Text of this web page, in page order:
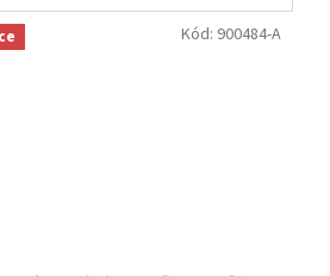
Kód: 900484-A